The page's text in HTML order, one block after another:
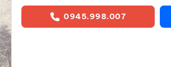
0945.998.007